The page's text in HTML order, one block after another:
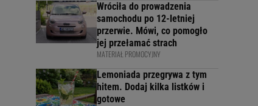
Wróciła do prowadzenia
samochodu po 12-letniej
przerwie. Mówi, co pomogło
jej przełamać strach
MATERIAŁ PROMOCYJNY
Lemoniada przegrywa z tym
hitem. Dodaj kilka listków i
gotowe